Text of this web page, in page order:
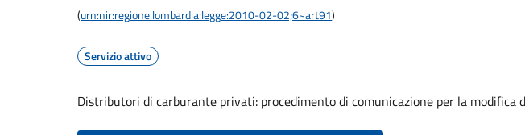
(urn:nir:regione.lombardia:legge:2010-02-02;6~art91)
Servizio attivo
Distributori di carburante privati: procedimento di comunicazione per la modifica